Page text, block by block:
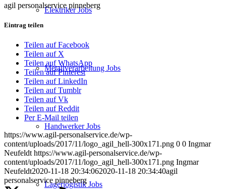
Elektriker Jobs
Metallverarbeitung Jobs
Handwerker Jobs
Lagerlogistik Jobs
agil personalservice pinneberg
Eintrag teilen
Teilen auf Facebook
Teilen auf X
Teilen auf WhatsApp
Teilen auf Pinterest
Teilen auf LinkedIn
Teilen auf Tumblr
Teilen auf Vk
Teilen auf Reddit
Per E-Mail teilen
https://www.agil-personalservice.de/wp-
content/uploads/2017/11/logo_agil_hell-300x171.png 0 0 Ingmar
Neufeldt https://www.agil-personalservice.de/wp-
content/uploads/2017/11/logo_agil_hell-300x171.png Ingmar
Neufeldt2020-11-18 20:34:062020-11-18 20:34:40agil
personalservice pinneberg